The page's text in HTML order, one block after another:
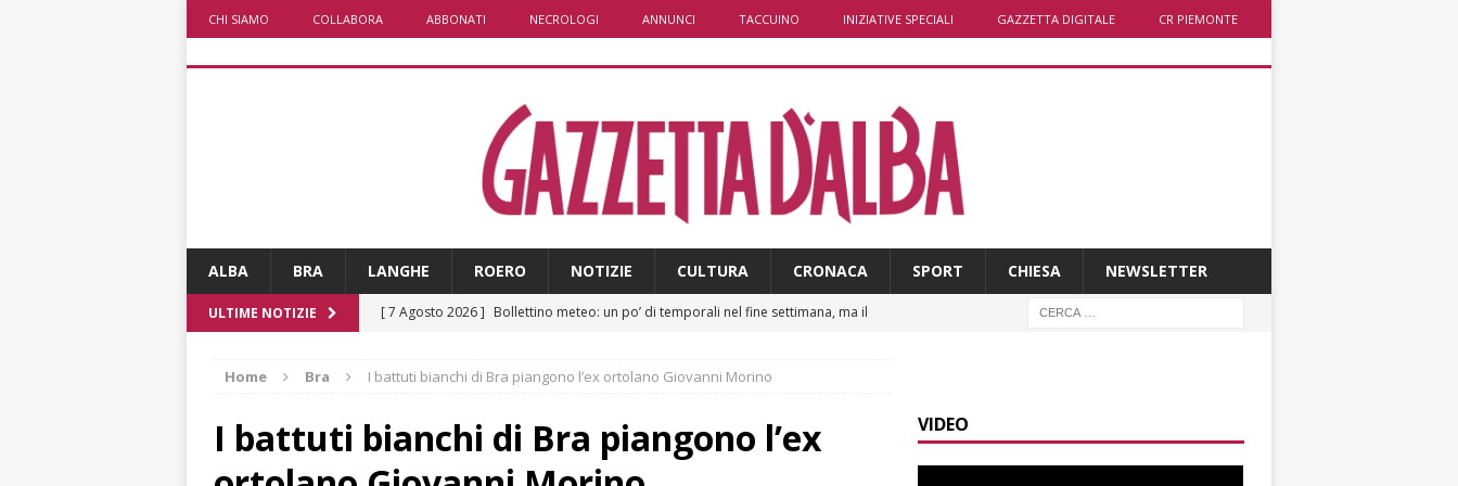
CHI SIAMO COLLABORA ABBONATI NECROLOGI ANNUNCI TACCUINO INIZIATIVE SPECIALI GAZZETTA DIGITALE CR PIEMONTE
ALBA BRA LANGHE ROERO NOTIZIE CULTURA CRONACA SPORT CHIESA NEWSLETTER
ULTIME NOTIZIE [ 7 Agosto 2026 ] Bollettino meteo: un po’ di temporali nel fine settimana, ma il
[ 7 Agosto 2026 ] A Belvedere Langhe la festa dell’Assunta darà spazio anche a
pittura e scultura
LANGHE
Agosto in collina, le pagine da sfogliare
Home Bra I battuti bianchi di Bra piangono l’ex ortolano Giovanni Morino
I battuti bianchi di Bra piangono l’ex
VIDEO